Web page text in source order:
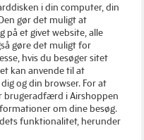
i din computer, din
gør det muligt at
på et givet website, alle
gøre det muligt for
hvis du besøger sitet
kan anvende til at
og din browser. For at
brugeradfærd i Airshoppen
om dine besøg.
funktionalitet, herunder